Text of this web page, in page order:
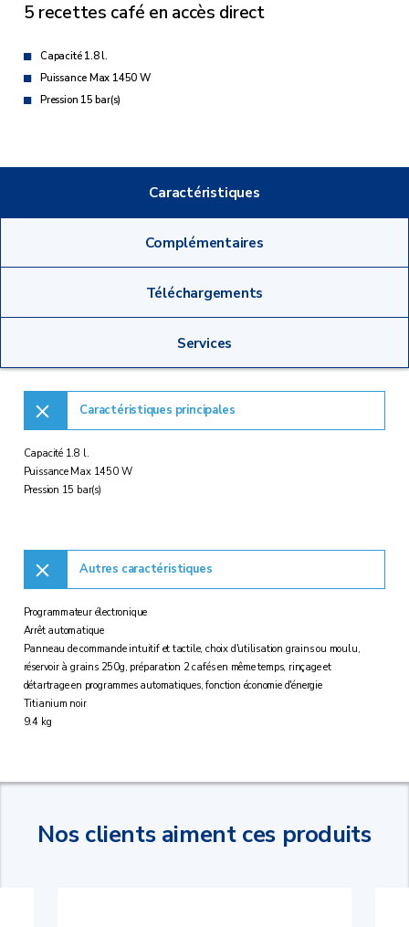
5 recettes café en accès direct
Capacité 1.8 l.
Puissance Max 1450 W
Pression 15 bar(s)
Caractéristiques
Complémentaires
Téléchargements
Services
Caractéristiques principales
Capacité 1.8 l.
Puissance Max 1450 W
Pression 15 bar(s)
Autres caractéristiques
Programmateur électronique
Arrêt automatique
Panneau de commande intuitif et tactile, choix d'utilisation grains ou moulu,
réservoir à grains 250g, préparation 2 cafés en même temps, rinçage et
détartrage en programmes automatiques, fonction économie d'énergie
Titianium noir
9.4 kg
Nos clients aiment ces produits